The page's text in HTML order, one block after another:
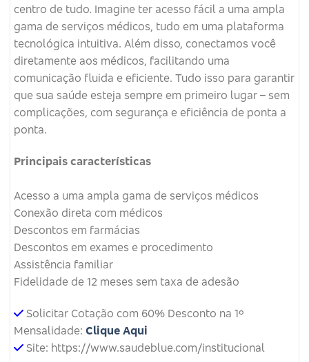
centro de tudo. Imagine ter acesso fácil a uma ampla
gama de serviços médicos, tudo em uma plataforma
tecnológica intuitiva. Além disso, conectamos você
diretamente aos médicos, facilitando uma
comunicação fluida e eficiente. Tudo isso para garantir
que sua saúde esteja sempre em primeiro lugar – sem
complicações, com segurança e eficiência de ponta a
ponta.
Principais características
Acesso a uma ampla gama de serviços médicos
Conexão direta com médicos
Descontos em farmácias
Descontos em exames e procedimento
Assistência familiar
Fidelidade de 12 meses sem taxa de adesão
Solicitar Cotação com 60% Desconto na 1º
Mensalidade: Clique Aqui
Site: https://www.saudeblue.com/institucional